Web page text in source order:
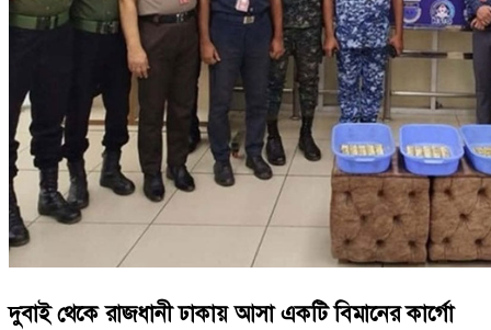
দুবাই থেকে রাজধানী ঢাকায় আসা একটি বিমানের কার্গো